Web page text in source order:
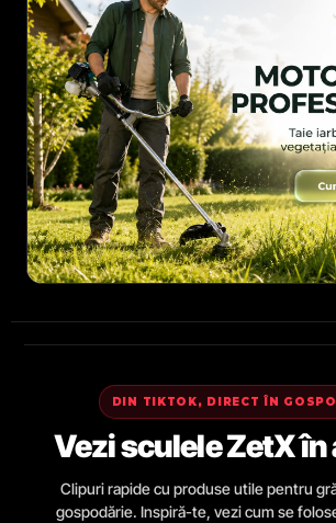
DIN TIKTOK, DIRECT ÎN
Vezi sculele ZetX
Clipuri rapide cu produse utile pentru
gospodărie. Inspiră-te, vezi cum se